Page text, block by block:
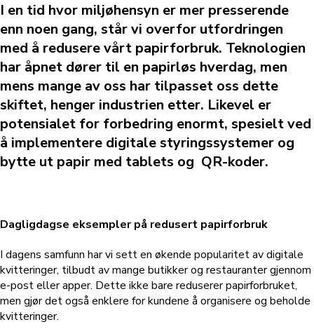
I en tid hvor miljøhensyn er mer presserende
enn noen gang, står vi overfor utfordringen
med å redusere vårt papirforbruk. Teknologien
har åpnet dører til en papirløs hverdag, men
mens mange av oss har tilpasset oss dette
skiftet, henger industrien etter. Likevel er
potensialet for forbedring enormt, spesielt ved
å implementere digitale styringssystemer og
bytte ut papir med tablets og QR-koder.
Dagligdagse eksempler på redusert papirforbruk
I dagens samfunn har vi sett en økende popularitet av digitale
kvitteringer, tilbudt av mange butikker og restauranter gjennom
e-post eller apper. Dette ikke bare reduserer papirforbruket,
men gjør det også enklere for kundene å organisere og beholde
kvitteringer.